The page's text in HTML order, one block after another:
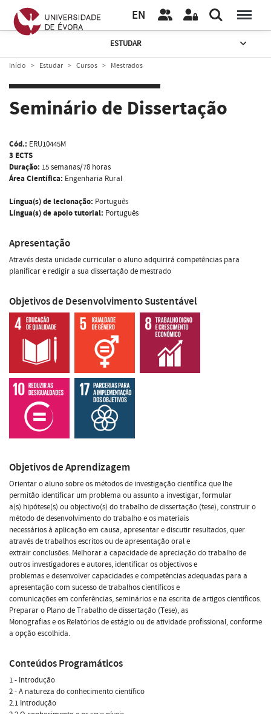
EN
ESTUDAR
Início Estudar Cursos Mestrados
Seminário de Dissertação
Cód.: ERU10445M
3 ECTS
Duração: 15 semanas/78 horas
Área Científica: Engenharia Rural
Língua(s) de lecionação: Português
Língua(s) de apoio tutorial: Português
Apresentação
Através desta unidade curricular o aluno adquirirá competências para
planificar e redigir a sua dissertação de mestrado
Objetivos de Desenvolvimento Sustentável
Objetivos de Aprendizagem
Orientar o aluno sobre os métodos de investigação científica que lhe
permitão identificar um problema ou assunto a investigar, formular
a(s) hipótese(s) ou objectivo(s) do trabalho de dissertação (tese), construir o
método de desenvolvimento do trabalho e os materiais
necessários à aplicação em causa, apresentar e discutir resultados, quer
através de trabalhos escritos ou de apresentação oral e
extrair conclusões. Melhorar a capacidade de apreciação do trabalho de
outros investigadores e autores, identificar os objectivos e
problemas e desenvolver capacidades e competências adequadas para a
apresentação com sucesso de trabalhos científicos e
comunicações em conferências, seminários e na escrita de artigos científicos.
Preparar o Plano de Trabalho de dissertação (Tese), as
Monografias e os Relatórios de estágio ou de atividade profissional, conforme
a opção escolhida.
Conteúdos Programáticos
1 - Introdução
2 - A natureza do conhecimento científico
2.1 Introdução